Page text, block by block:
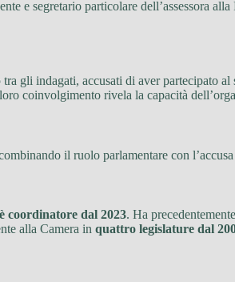
e segretario particolare dell’assessora
gli indagati, accusati di aver partecipato
coinvolgimento rivela la capacità
il ruolo parlamentare con
coordinatore dal 2023. Ha
alla Camera in quattro legislature dal